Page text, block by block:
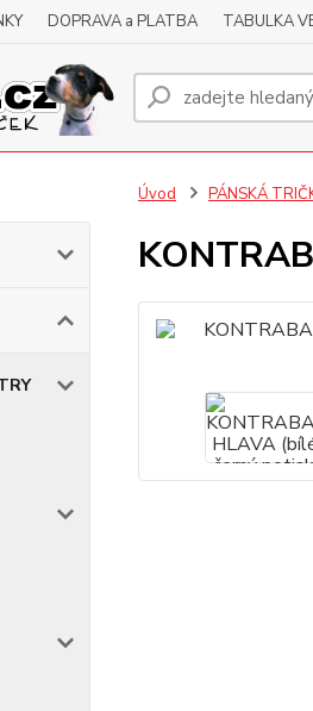
DOPRAVA a PLATBA TABULKA
Úvod PÁNSKÁ